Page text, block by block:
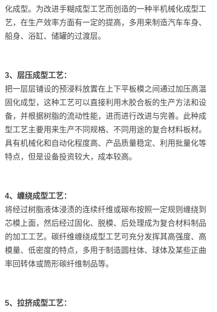
化成型。为改进手糊成型工艺而创造的一种半机械化成型工
艺，在生产效率方面有一定的提高，多用来制造汽车车身、
船身、浴缸、储罐的过渡层。
3、层压成型工艺：
把一层层铺设的预浸料放置在上下平板模之间通过加压高温
固化成型，这种工艺可以直接利用木胶合板的生产方法和设
备，并根据树脂的流动性能，进而进行改进与完善。此种成
型工艺主要用来生产不同规格、不同用途的复合材料板材。
具有机械化和自动化程度高、产品质量稳定、利用批量化等
特点，但是设备投资较大，成本较高。
4、缠绕成型工艺：
将经过树脂液体浸渍的连续纤维或碳布按照一定规则缠绕到
芯模上面，然后经过固化、脱模、后处理成为复合材料制品
的加工工艺。碳纤维缠绕成型工艺可充分发挥其高强度、高
模量、低密度的特点，多用于制造圆柱体、球体及某些正曲
率回转体或筒形碳纤维制品等。
5、拉挤成型工艺：